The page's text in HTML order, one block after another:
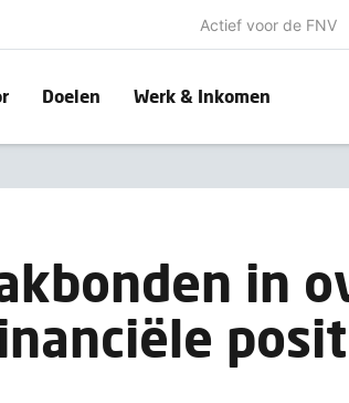
Actief voor de FNV
Doelen Werk & Inkomen
in